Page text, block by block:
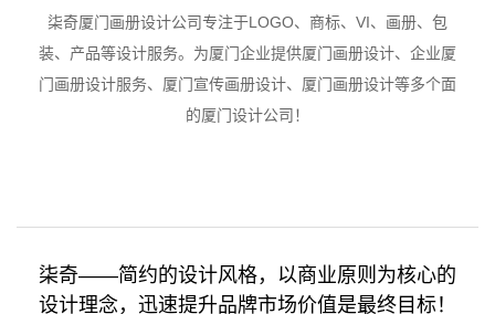
柒奇厦门画册设计公司专注于LOGO、商标、VI、画册、包
装、产品等设计服务。为厦门企业提供厦门画册设计、企业厦
门画册设计服务、厦门宣传画册设计、厦门画册设计等多个面
的厦门设计公司！
柒奇——简约的设计风格，以商业原则为核心的
设计理念，迅速提升品牌市场价值是最终目标！